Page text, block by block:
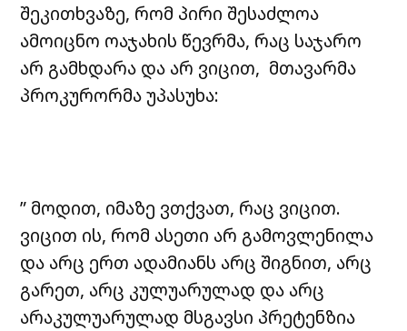
შეკითხვაზე, რომ პირი შესაძლოა
ამოიცნო ოაჯახის წევრმა, რაც საჯარო
არ გამხდარა და არ ვიცით, მთავარმა
პროკურორმა უპასუხა:
” მოდით, იმაზე ვთქვათ, რაც ვიცით.
ვიცით ის, რომ ასეთი არ გამოვლენილა
და არც ერთ ადამიანს არც შიგნით, არც
გარეთ, არც კულუარულად და არც
არაკულუარულად მსგავსი პრეტენზია